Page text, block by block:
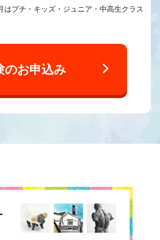
プチ・キッズ・ジュニア・中高生クラス
のお申込み